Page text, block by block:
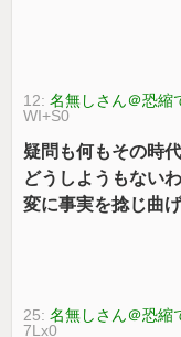
12:名無しさん＠恐縮
WI+S0
疑問も何もその時
どうしようもないわ
変に事実を捻じ曲
25:名無しさん＠恐縮
7Lx0